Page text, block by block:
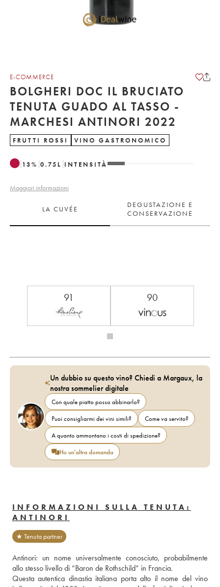
E-COMMERCE
BOLGHERI DOC IL BRUCIATO
TENUTA GUADO AL TASSO -
MARCHESI ANTINORI 2022
FRUTTI ROSSI VINO GASTRONOMICO
13% 0.75 L INTENSITÀ
Maggiori informazioni
LA CUVÉE
DEGUSTAZIONE E
CONSERVAZIONE
91 90
Un dubbio su questo vino? Chiedi a Margaux, la
nostra sommelier digitale
Con quale piatto posso abbinarlo?
Puoi consigliarmi dei vini simili?
Come va servito?
A quanto ammontano i costi di spedizione?
Ho un'altra domanda
INFORMAZIONI SULLA TENUTA:
ANTINORI
★ Tenuta partner
Antinori: un nome universalmente conosciuto, probabilmente
allo stesso livello di “Baron de Rothschild” in Francia.
Questa autentica dinastia italiana porta alto il nome del vino